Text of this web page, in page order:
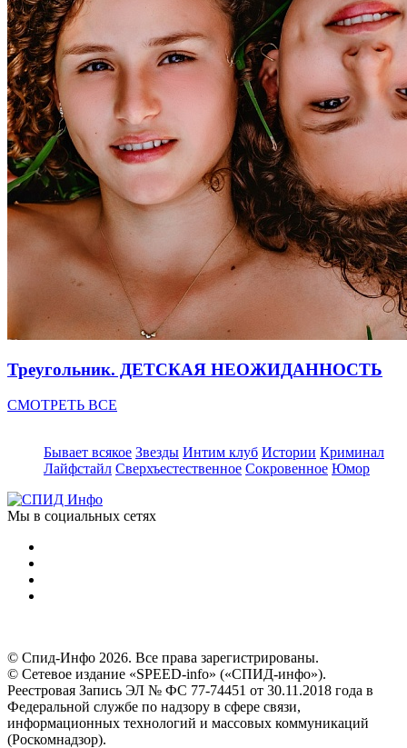
Треугольник. ДЕТСКАЯ НЕОЖИДАННОСТЬ
СМОТРЕТЬ ВСЕ
Бывает всякое Звезды Интим клуб Истории Криминал
Лайфстайл Сверхъестественное Сокровенное Юмор
Мы в социальных сетях
© Спид-Инфо 2026. Все права зарегистрированы.
© Сетевое издание «SPEED-info» («СПИД-инфо»).
Реестровая Запись ЭЛ № ФС 77-74451 от 30.11.2018 года в
Федеральной службе по надзору в сфере связи,
информационных технологий и массовых коммуникаций
(Роскомнадзор).